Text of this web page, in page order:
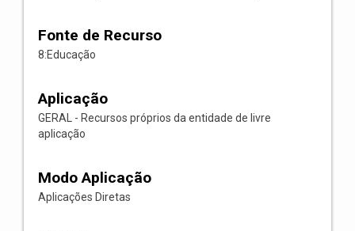
Fonte de Recurso
8:Educação
Aplicação
GERAL - Recursos próprios da entidade de livre
aplicação
Modo Aplicação
Aplicações Diretas